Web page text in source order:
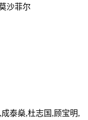
沙菲尔
泰燊,杜志国,顾宝明,